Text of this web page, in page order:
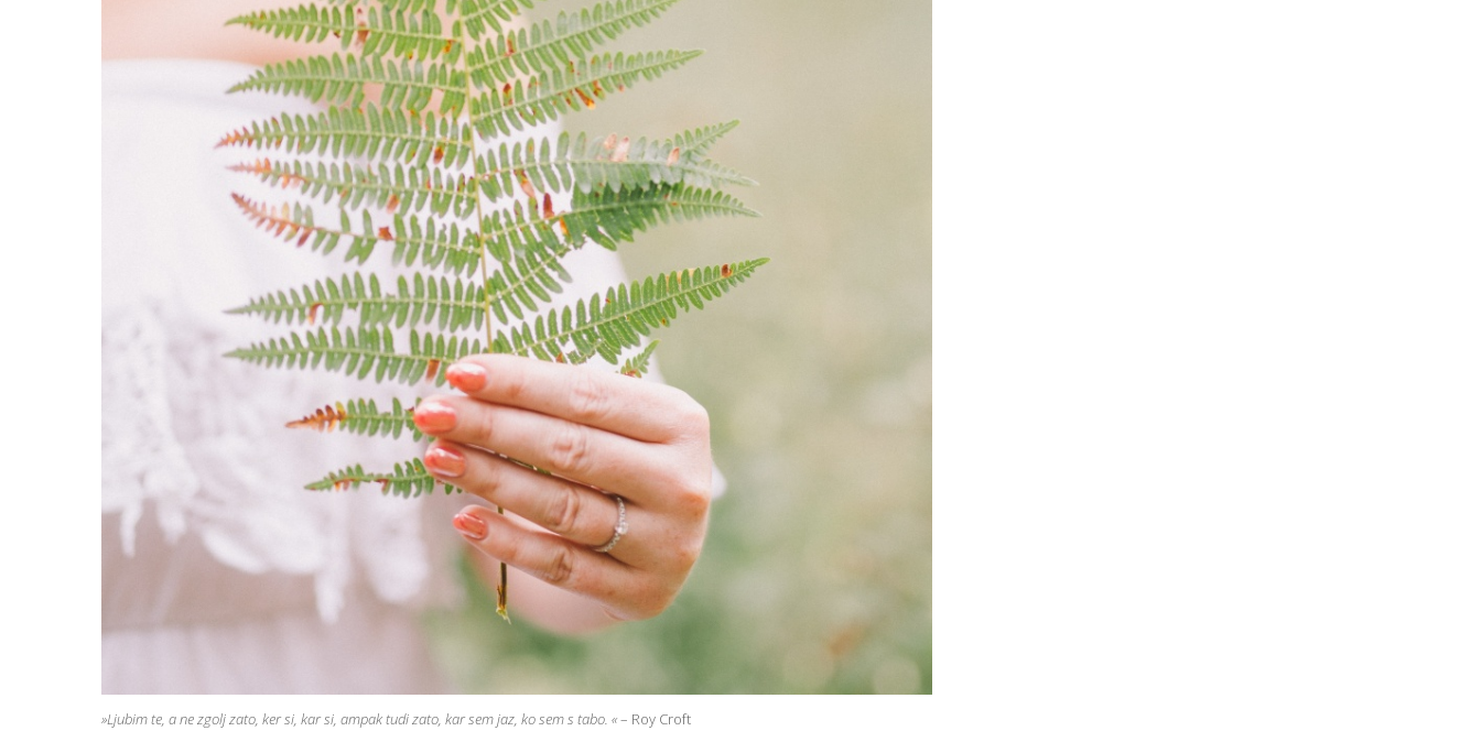
»Ljubim te, a ne zgolj zato, ker si, kar si, ampak tudi zato, kar sem jaz, ko sem s tabo. «– Roy Croft